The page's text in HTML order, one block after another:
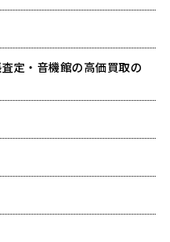
定・音機館の高価買取の